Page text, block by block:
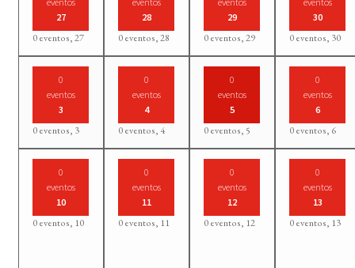
27
0 eventos,27
28
0 eventos,28
29
0 eventos,29
30
0 eventos, 30
0
eventos
3
0 eventos, 3
0
eventos
4
0 eventos, 4
0
eventos
5
0 eventos,5
0
eventos
6
0 eventos, 6
0
eventos
10
0 eventos, 10
0
eventos
11
0 eventos, 11
0
eventos
12
0 eventos, 12
0
eventos
13
0 eventos, 13